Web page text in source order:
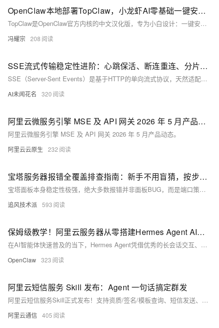
OpenClaw本地部署TopClaw，小龙虾AI零基础一键安装指南
TopClaw是OpenClaw官方内核的中文汉化版，专为小白设计：一键安装、零代码、免配置，支持Win/Mac全平台。内置模型下载器、本地离线运行、数据不出设备，隐私安全有保障。三分钟即可部署满血AI助手，写稿、翻译、编程轻松搞定。
冯耀宗 208
SSE流式传输稳定性进阶：心跳保活、断连重连、分片处理与双端容错实战.162
SSE（Server-Sent Events）是基于HTTP的单向流式协议，天然适配大模型逐字输出场景。具备轻量、兼容性好、自动重连、低内存占用等优势，相比WebSocket更契合服务端单向推送需求，是AI应用流式响应的理想选择。
AI未闻花名 320
阿里云微服务引擎 MSE 及 API 网关 2026 年 5 月产品动态
阿里云微服务引擎 MSE 及 API 网关 2026 年 5 月产品动态。
阿里云云原生 232
宝塔服务器报错全覆盖排查指南：新手不用盲猜，按步骤快速修复网站/面板故障
宝塔面板本身稳定性极强，绝大多数报错并非面板BUG，而是端口策略、系统资源、网站代码、权限配置四类问题。 运维排查核心思想：先外网，后内网；先系统，后服务；先日志，后重装。遇到报错不要慌乱，按照本文流程一步步定位，无需专业运维功底，也能独立
追风技术派 593
保姆级教学！阿里云服务器从零搭建Hermes Agent AI智能体配置Token Plan流程
在AI智能体快速普及的当下，Hermes Agent凭借优秀的长会话交互、复杂任务拆解、深度逻辑推理能力，成为个人办公、学习辅助、项目协作、智能问答场景中备受青睐的开源AI应用。和传统对话工具不同，Hermes Agent主打多轮连续对话、上下文强记忆、复杂指令分步执行，能够承接逻辑链条长、步骤繁琐的工作任务，搭配主流大模型使用后，可极大提升日常工作与学习效率。
OpenClaw 323
阿里云短信服务 Skill 发布：Agent 一句话搞定群发
阿里云短信服务Skill正式发布！支持资质/签名/模板查询、短信发送、记录查询及数据统计，运营人员通过自然语言即可在AI Agent中完成全流程操作，无需技术背景，告别繁琐控制台操作，提升通知与营销短信执行效率。
阿里云通信 405